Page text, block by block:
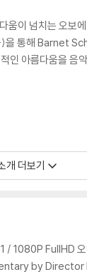
이 넘치는 오보
통해 Barnet
아름다움을 음
을 상대로 선교
영화 음악의 거
로 채워져 있다.
교적 사랑'과 '
원주인들과 함
개 더보기
/ 1080P
by